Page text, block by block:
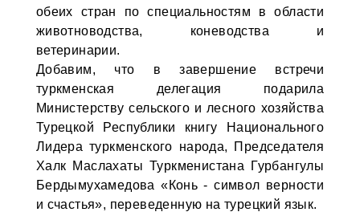
обеих стран по специальностям в области
животноводства, коневодства и
ветеринарии.
Добавим, что в завершение встречи
туркменская делегация подарила
Министерству сельского и лесного хозяйства
Турецкой Республики книгу Национального
Лидера туркменского народа, Председателя
Халк Маслахаты Туркменистана Гурбангулы
Бердымухамедова «Конь - символ верности
и счастья», переведенную на турецкий язык.